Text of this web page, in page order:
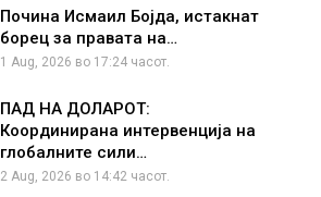
Почина Исмаил Бојда, истакнат
борец за правата на…
1 Aug, 2026 во 17:24 часот.
ПАД НА ДОЛАРОТ:
Координирана интервенција на
глобалните сили…
2 Aug, 2026 во 14:42 часот.